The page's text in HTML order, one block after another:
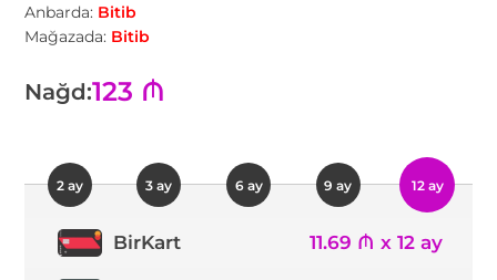
Anbarda: Bitib
Mağazada: Bitib
Nağd:123 ₼
2 ay 3 ay 6 ay 9 ay 12 ay
BirKart 11.69 ₼ x 12 ay